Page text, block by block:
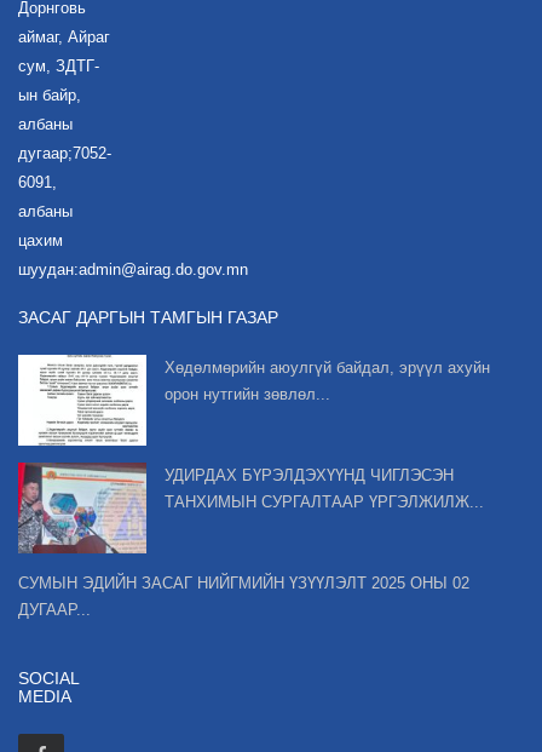
Дорнговь
аймаг, Айраг
сум, ЗДТГ-
ын байр,
албаны
дугаар;7052-
6091,
албаны
цахим
шуудан:admin@airag.do.gov.mn
ЗАСАГ ДАРГЫН ТАМГЫН ГАЗАР
Хөдөлмөрийн аюулгүй байдал, эрүүл ахуйн
орон нутгийн зөвлөл...
УДИРДАХ БҮРЭЛДЭХҮҮНД ЧИГЛЭСЭН
ТАНХИМЫН СУРГАЛТААР ҮРГЭЛЖИЛЖ...
СУМЫН ЭДИЙН ЗАСАГ НИЙГМИЙН ҮЗҮҮЛЭЛТ 2025 ОНЫ 02
ДУГААР...
SOCIAL
MEDIA